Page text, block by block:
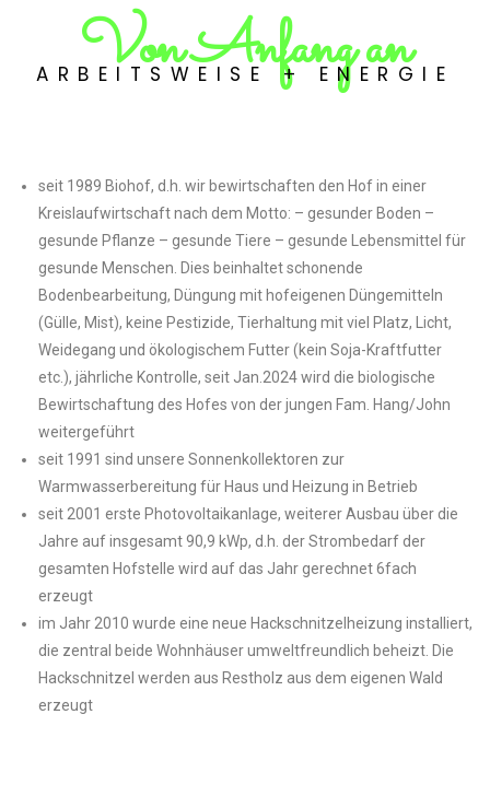
Von Anfang an
ARBEITSWEISE + ENERGIE
seit 1989 Biohof, d.h. wir bewirtschaften den Hof in einer
Kreislaufwirtschaft nach dem Motto: – gesunder Boden –
gesunde Pflanze – gesunde Tiere – gesunde Lebensmittel für
gesunde Menschen. Dies beinhaltet schonende
Bodenbearbeitung, Düngung mit hofeigenen Düngemitteln
(Gülle, Mist), keine Pestizide, Tierhaltung mit viel Platz, Licht,
Weidegang und ökologischem Futter (kein Soja-Kraftfutter
etc.), jährliche Kontrolle, seit Jan.2024 wird die biologische
Bewirtschaftung des Hofes von der jungen Fam. Hang/John
weitergeführt
seit 1991 sind unsere Sonnenkollektoren zur
Warmwasserbereitung für Haus und Heizung in Betrieb
seit 2001 erste Photovoltaikanlage, weiterer Ausbau über die
Jahre auf insgesamt 90,9 kWp, d.h. der Strombedarf der
gesamten Hofstelle wird auf das Jahr gerechnet 6fach
erzeugt
im Jahr 2010 wurde eine neue Hackschnitzelheizung installiert,
die zentral beide Wohnhäuser umweltfreundlich beheizt. Die
Hackschnitzel werden aus Restholz aus dem eigenen Wald
erzeugt